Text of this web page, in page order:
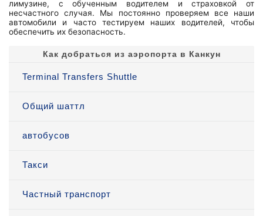
лимузине, с обученным водителем и страховкой от
несчастного случая. Мы постоянно проверяем все наши
автомобили и часто тестируем наших водителей, чтобы
обеспечить их безопасность.
Как добраться из аэропорта в Канкун
Terminal Transfers Shuttle
Общий шаттл
автобусов
Такси
Частный транспорт